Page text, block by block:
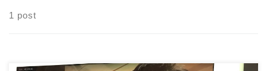
1 post